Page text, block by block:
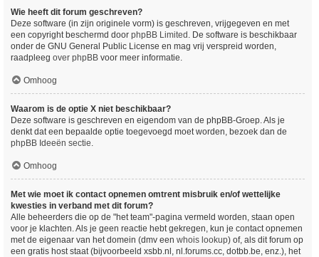
Wie heeft dit forum geschreven?
Deze software (in zijn originele vorm) is geschreven, vrijgegeven en met
een copyright beschermd door phpBB Limited . De software is beschikbaar
onder de GNU General Public License en mag vrij verspreid worden,
raadpleeg over phpBB voor meer informatie.
Omhoog
Waarom is de optie X niet beschikbaar?
Deze software is geschreven en eigendom van de phpBB-Groep. Als je
denkt dat een bepaalde optie toegevoegd moet worden, bezoek dan de
phpBB Ideeën sectie.
Omhoog
Met wie moet ik contact opnemen omtrent misbruik en/of wettelijke
kwesties in verband met dit forum?
Alle beheerders die op de "het team"-pagina vermeld worden, staan open
voor je klachten. Als je geen reactie hebt gekregen, kun je contact opnemen
met de eigenaar van het domein (dmv een whois lookup) of, als dit forum op
een gratis host staat (bijvoorbeeld xsbb.nl, nl.forums.cc, dotbb.be, enz.), het